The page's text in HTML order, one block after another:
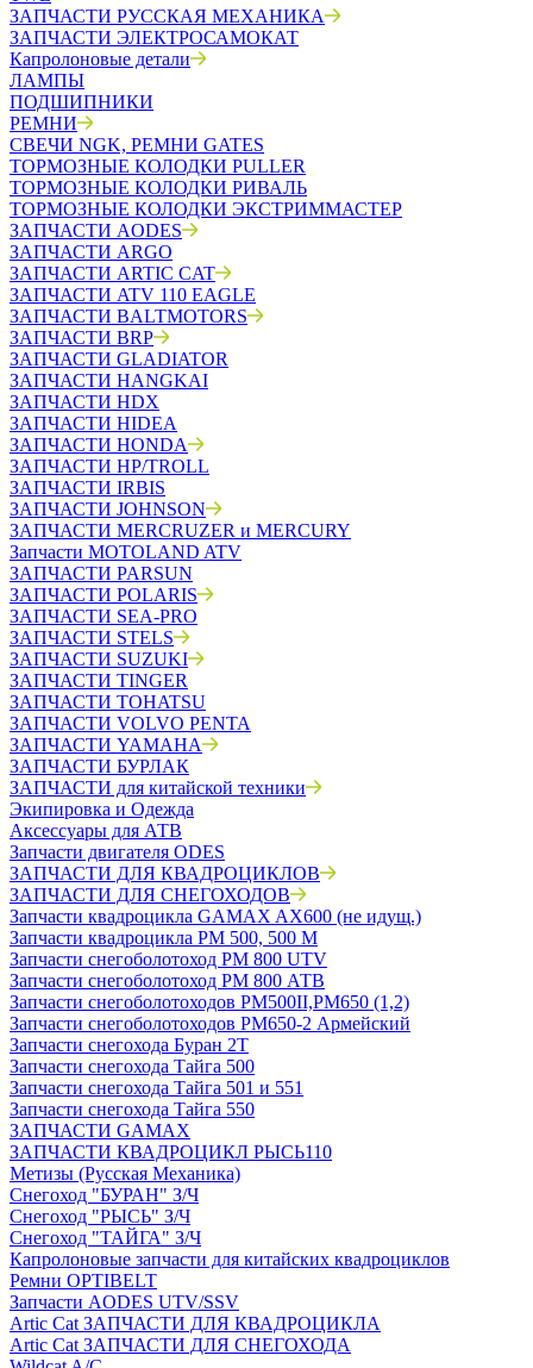
ЗАПЧАСТИ РУССКАЯ МЕХАНИКА
ЗАПЧАСТИ ЭЛЕКТРОСАМОКАТ
Капролоновые детали
ЛАМПЫ
ПОДШИПНИКИ
РЕМНИ
СВЕЧИ NGK, РЕМНИ GATES
ТОРМОЗНЫЕ КОЛОДКИ PULLER
ТОРМОЗНЫЕ КОЛОДКИ РИВАЛЬ
ТОРМОЗНЫЕ КОЛОДКИ ЭКСТРИММАСТЕР
ЗАПЧАСТИ AODES
ЗАПЧАСТИ ARGO
ЗАПЧАСТИ ARTIC CAT
ЗАПЧАСТИ ATV 110 EAGLE
ЗАПЧАСТИ BALTMOTORS
ЗАПЧАСТИ BRP
ЗАПЧАСТИ GLADIATOR
ЗАПЧАСТИ HANGKAI
ЗАПЧАСТИ HDX
ЗАПЧАСТИ HIDEA
ЗАПЧАСТИ HONDA
ЗАПЧАСТИ HP/TROLL
ЗАПЧАСТИ IRBIS
ЗАПЧАСТИ JOHNSON
ЗАПЧАСТИ MERCRUZER и MERCURY
Запчасти MOTOLAND ATV
ЗАПЧАСТИ PARSUN
ЗАПЧАСТИ POLARIS
ЗАПЧАСТИ SEA-PRO
ЗАПЧАСТИ STELS
ЗАПЧАСТИ SUZUKI
ЗАПЧАСТИ TINGER
ЗАПЧАСТИ TOHATSU
ЗАПЧАСТИ VOLVO PENTA
ЗАПЧАСТИ YAMAHA
ЗАПЧАСТИ БУРЛАК
ЗАПЧАСТИ для китайской техники
Экипировка и Одежда
Аксессуары для АТВ
Запчасти двигателя ODES
ЗАПЧАСТИ ДЛЯ КВАДРОЦИКЛОВ
ЗАПЧАСТИ ДЛЯ СНЕГОХОДОВ
Запчасти квадроцикла GAMAX AX600 (не идущ.)
Запчасти квадроцикла РМ 500, 500 М
Запчасти снегоболотоход РМ 800 UTV
Запчасти снегоболотоход РМ 800 АТВ
Запчасти снегоболотоходов РМ500II,РМ650 (1,2)
Запчасти снегоболотоходов РМ650-2 Армейский
Запчасти снегохода Буран 2Т
Запчасти снегохода Тайга 500
Запчасти снегохода Тайга 501 и 551
Запчасти снегохода Тайга 550
ЗАПЧАСТИ GAMAX
ЗАПЧАСТИ КВАДРОЦИКЛ РЫСЬ110
Метизы (Русская Механика)
Снегоход "БУРАН" З/Ч
Снегоход "РЫСЬ" З/Ч
Снегоход "ТАЙГА" З/Ч
Капролоновые запчасти для китайских квадроциклов
Ремни OPTIBELT
Запчасти AODES UTV/SSV
Artic Cat ЗАПЧАСТИ ДЛЯ КВАДРОЦИКЛА
Artic Cat ЗАПЧАСТИ ДЛЯ СНЕГОХОДА